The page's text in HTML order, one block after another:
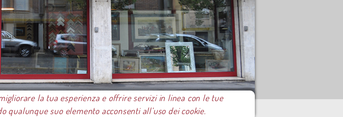
la tua esperienza e offrire servizi in linea con le tue
qualunque suo elemento acconsenti all’uso dei cookie.
mostra Acrilici